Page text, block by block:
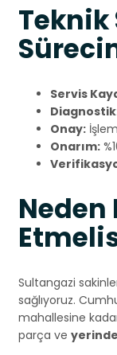
Teknik
Servis
Onay:
Onarım:
Neden
Sultangazi
sağlıyoruz.
mahallesine
parça ve